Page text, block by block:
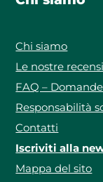
Chi siamo
Le nostre
FAQ –
Responsabilità
Contatti
Iscriviti alla
Mappa del sito